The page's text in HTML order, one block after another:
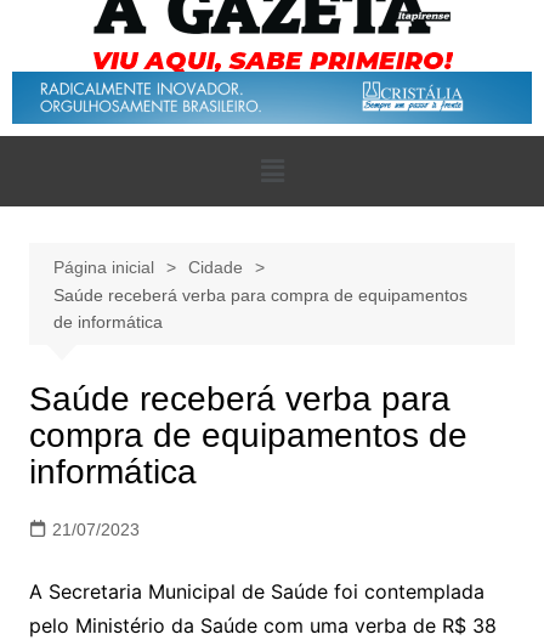
Página inicial
Cidade
Saúde receberá verba para compra de equipamentos
de informática
Saúde receberá verba para
compra de equipamentos de
informática
21/07/2023
A Secretaria Municipal de Saúde foi contemplada
pelo Ministério da Saúde com uma verba de R$ 38